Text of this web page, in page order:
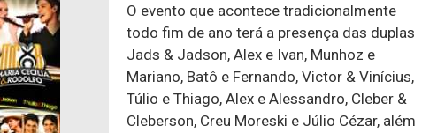
O evento que acontece tradicionalmente
todo fim de ano terá a presença das duplas
Jads & Jadson, Alex e Ivan, Munhoz e
Mariano, Batô e Fernando, Victor & Vinícius,
Túlio e Thiago, Alex e Alessandro, Cleber &
Cleberson, Creu Moreski e Júlio Cézar, além